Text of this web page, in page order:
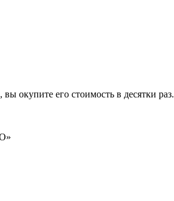
окупите его стоимость в десятки раз.